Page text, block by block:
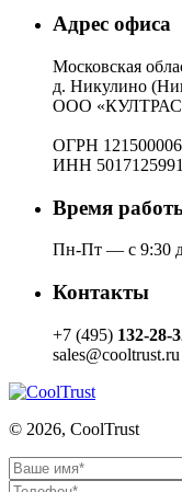
Адрес офиса
Московская
д. Никулино
ООО
ОГРН
ИНН 5017125991
Время
Пн-Пт — с 9:30
Контакты
+7 (495) 132-28-
sales@cooltrust.ru
© 2026, CoolTrust